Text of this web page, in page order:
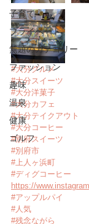
子育て
プライベート
無題のカテゴリー
ファッション
趣味
温泉
健康
ゴルフ
#大分グルメ
#大分スイーツ
#大分洋菓子
#大分カフェ
#大分テイクアウト
#大分コーヒー
#別府スイーツ
#別府市
#上人ヶ浜町
#ディグコーヒー
https://
#アップルパイ
#人気
#残念ながら